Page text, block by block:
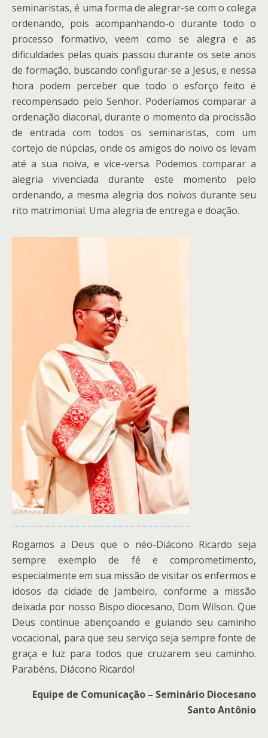
seminaristas, é uma forma de alegrar-se com o colega
ordenando, pois acompanhando-o durante todo o
processo formativo, veem como se alegra e as
dificuldades pelas quais passou durante os sete anos
de formação, buscando configurar-se a Jesus, e nessa
hora podem perceber que todo o esforço feito é
recompensado pelo Senhor. Poderíamos comparar a
ordenação diaconal, durante o momento da procissão
de entrada com todos os seminaristas, com um
cortejo de núpcias, onde os amigos do noivo os levam
até a sua noiva, e vice-versa. Podemos comparar a
alegria vivenciada durante este momento pelo
ordenando, a mesma alegria dos noivos durante seu
rito matrimonial. Uma alegria de entrega e doação.
Rogamos a Deus que o néo-Diácono Ricardo seja
sempre exemplo de fé e comprometimento,
especialmente em sua missão de visitar os enfermos e
idosos da cidade de Jambeiro, conforme a missão
deixada por nosso Bispo diocesano, Dom Wilson. Que
Deus continue abençoando e guiando seu caminho
vocacional, para que seu serviço seja sempre fonte de
graça e luz para todos que cruzarem seu caminho.
Parabéns, Diácono Ricardo!
Equipe de Comunicação – Seminário Diocesano
Santo Antônio